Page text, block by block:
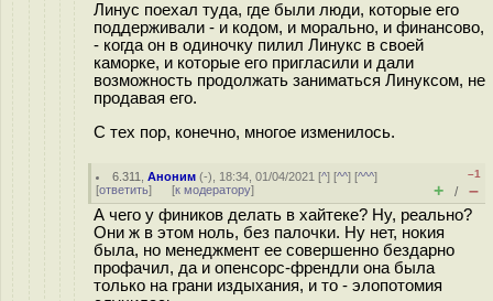
Линус поехал туда, где были люди, которые его
поддерживали - и кодом, и морально, и финансово,
- когда он в одиночку пилил Линукс в своей
каморке, и которые его пригласили и дали
возможность продолжать заниматься Линуксом, не
продавая его.
С тех пор, конечно, многое изменилось.
6.311 ,Аноним (-), 18:34, 01/04/2021 [^] [^^] [^^^]
[ответить] [к модератору]
–1
+ / –
А чего у фиников делать в хайтеке? Ну, реально?
Они ж в этом ноль, без палочки. Ну нет, нокия
была, но менеджмент ее совершенно бездарно
профачил, да и опенсорс-френдли она была
только на грани издыхания, и то - элопотомия